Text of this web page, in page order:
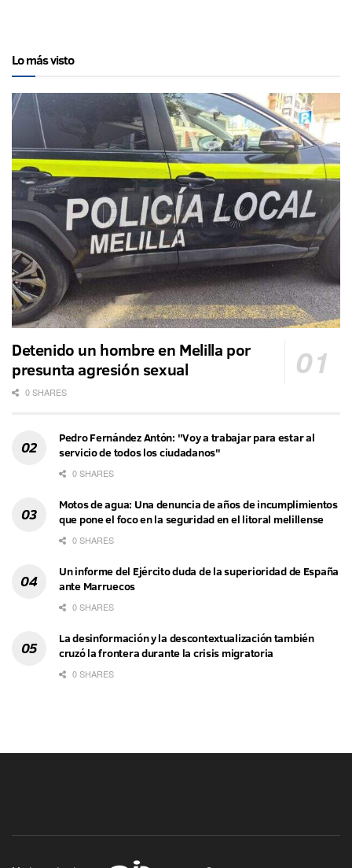
Lo más visto
Detenido un hombre en Melilla por
presunta agresión sexual
0 SHARES
Pedro Fernández Antón: "Voy a trabajar para estar al
servicio de todos los ciudadanos"
0 SHARES
Motos de agua: Una denuncia de años de incumplimientos
que pone el foco en la seguridad en el litoral melillense
0 SHARES
Un informe del Ejército duda de la superioridad de España
ante Marruecos
0 SHARES
La desinformación y la descontextualización también
cruzó la frontera durante la crisis migratoria
0 SHARES